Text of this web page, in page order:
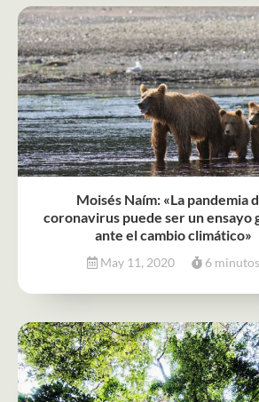
Moisés Naím: «La pandemia
coronavirus puede ser un ensayo
ante el cambio climático»
May 11, 2020 6 minutos